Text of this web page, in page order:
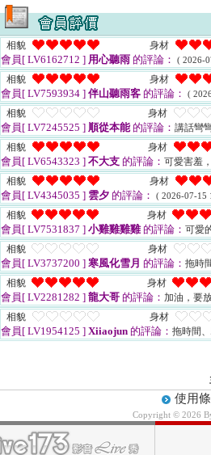
相貌 身材
會員[ LV6162712 ] 用心聽雨 的評論： ( 2026-
相貌 身材
會員[ LV7593934 ] 伴山聽雨客 的評論： (
相貌 身材
會員[ LV7245525 ] 順從本能的評論： 講話彎
相貌 身材
會員[ LV6543323 ] 不大支 的評論： 可愛害羞
相貌 身材
會員[ LV4345035 ] 雲夕 的評論： ( 2026-07-15
相貌 身材
會員[ LV7531837 ] 小雞雞雞雞的評論： 可愛
相貌 身材
會員[ LV3737200 ] 寒風化雪月 的評論： 拖時
相貌 身材
會員[ LV2281282 ] 龍大哥 的評論： 加油，要
相貌 身材
會員[ LV1954125 ] Xiiaojun 的評論： 拖時間
使用
Copyright © 2026